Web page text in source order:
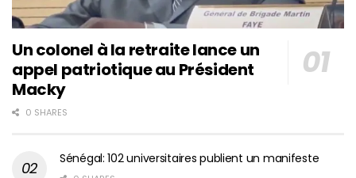
Un colonel à la retraite lance un
appel patriotique au Président
Macky
0 SHARES
Sénégal: 102 universitaires publient un manifeste